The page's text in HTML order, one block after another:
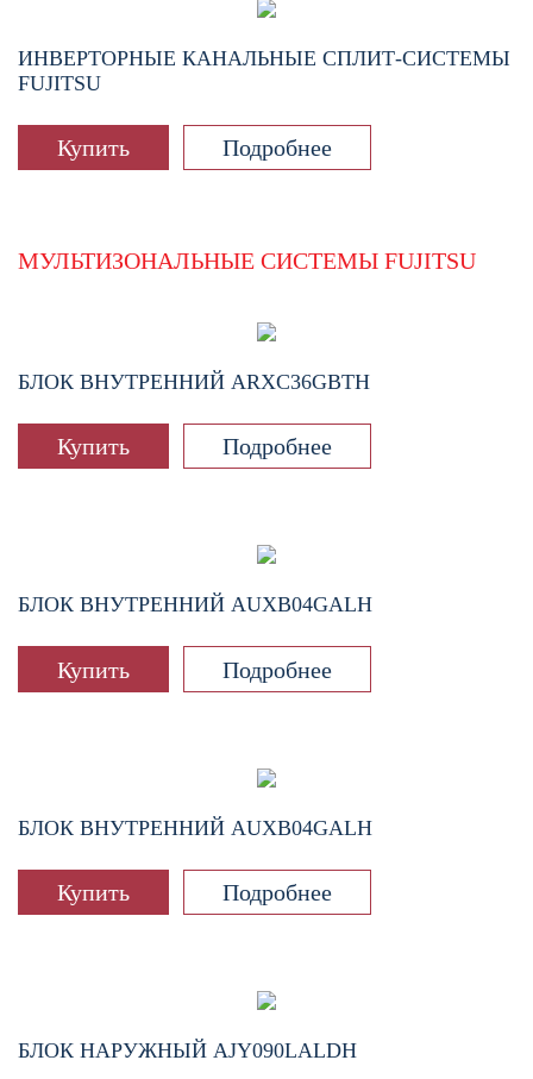
ИНВЕРТОРНЫЕ КАНАЛЬНЫЕ СПЛИТ-СИСТЕМЫ
FUJITSU
Купить Подробнее
МУЛЬТИЗОНАЛЬНЫЕ СИСТЕМЫ FUJITSU
БЛОК ВНУТРЕННИЙ ARXC36GBTH
Купить Подробнее
БЛОК ВНУТРЕННИЙ AUXB04GALH
Купить Подробнее
БЛОК ВНУТРЕННИЙ AUXB04GALH
Купить Подробнее
БЛОК НАРУЖНЫЙ AJY090LALDH